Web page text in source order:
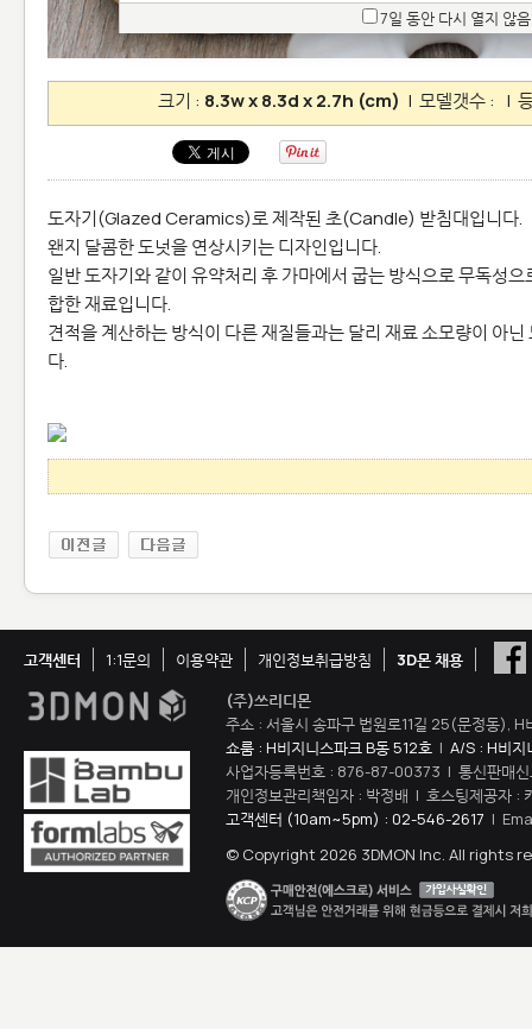
크기 : 8.3w x 8.3d x 2.7h (cm) | 모델갯수 : |
도자기(Glazed Ceramics)로 제작된 초(Candle) 받침대입니다.
왠지 달콤한 도넛을 연상시키는 디자인입니다.
일반 도자기와 같이 유약처리 후 가마에서 굽는 방식으로 무독성
합한 재료입니다.
견적을 계산하는 방식이 다른 재질들과는 달리 재료 소모량이 아
다.
고객센터 1:1문의 이용약관 개인정보취급방침
3D몬 채용
(주)쓰리디몬
주소 : 서울시 송파구 법원로11길 25(문정동),
쇼룸 : H비지니스파크 B동 512호 | A/S : H비지
사업자등록번호 : 876-87-00373 | 통신판매
개인정보관리책임자 : 박정배 | 호스팅제공자 :
고객센터 (10am~5pm) : 02-546-2617 |
© Copyright 2026 3DMON Inc. All rights
7일 동안 다시 열지 않음